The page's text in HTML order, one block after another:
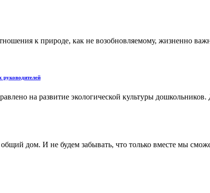
к природе, как не возобновляемому, жизненно
на развитие экологической культуры
дом. И не будем забывать, что только вместе мы